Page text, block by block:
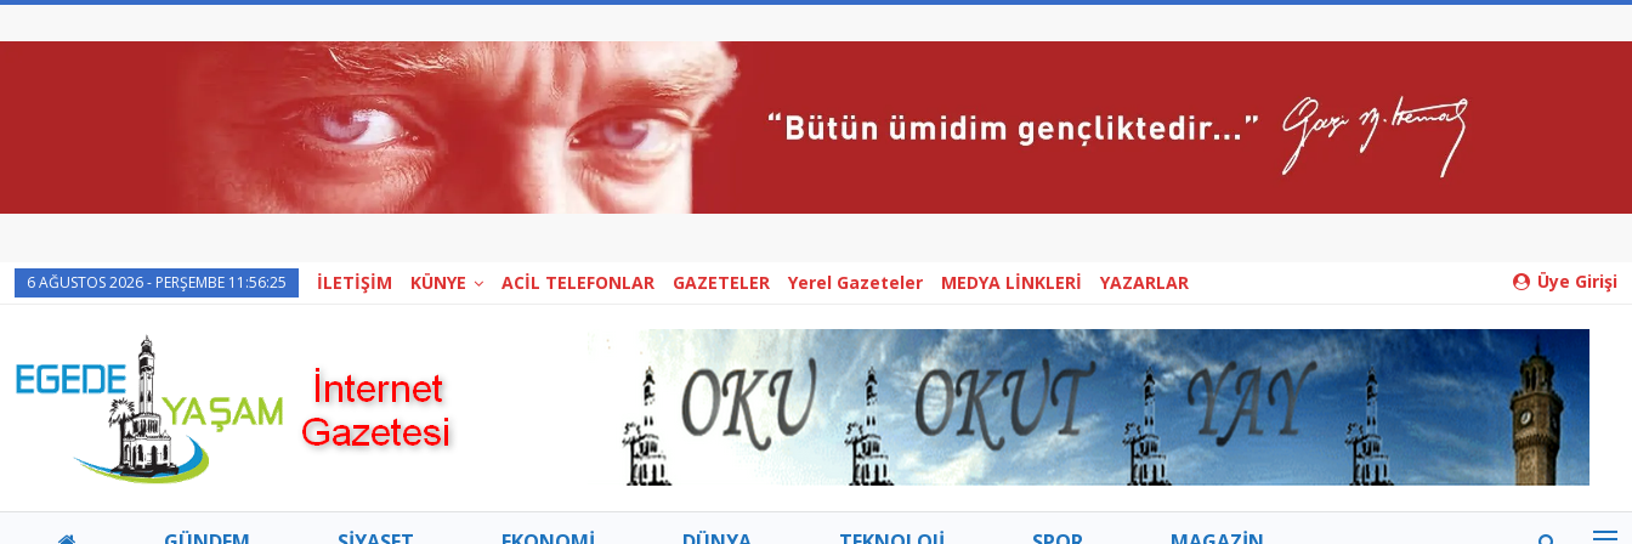
Üye Girişi
6 AĞUSTOS 2026 - PERŞEMBE 11:56:25 İLETİŞİM KÜNYE ACİL TELEFONLAR GAZETELER Yerel Gazeteler MEDYA LİNKLERİ YAZARLAR